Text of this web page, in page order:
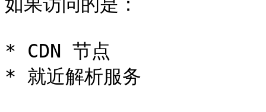
* CDN 节点
* 就近解析服务